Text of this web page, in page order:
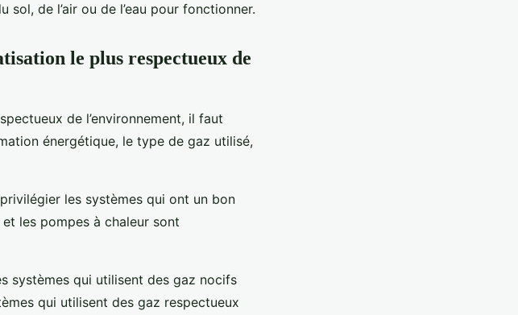
sol, de l’air ou de l’eau pour fonctionner.
le plus respectueux de
de l’environnement, il faut
énergétique, le type de gaz utilisé,
les systèmes qui ont un bon
les pompes à chaleur sont
systèmes qui utilisent des gaz nocifs
qui utilisent des gaz respectueux